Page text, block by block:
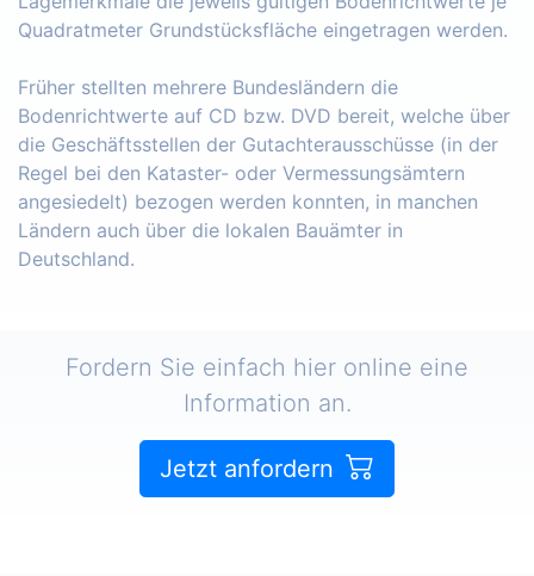
Quadratmeter Grundstücksfläche eingetragen werden.
Früher stellten mehrere Bundesländern die
Bodenrichtwerte auf CD bzw. DVD bereit, welche über
die Geschäftsstellen der Gutachterausschüsse (in der
Regel bei den Kataster- oder Vermessungsämtern
angesiedelt) bezogen werden konnten, in manchen
Ländern auch über die lokalen Bauämter in
Deutschland.
Fordern Sie einfach hier online eine
Information an.
Jetzt anfordern